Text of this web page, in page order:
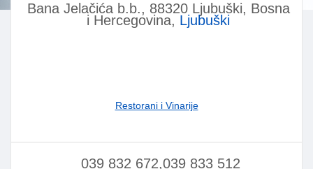
Bana Jelačića b.b., 88320 Ljubuški, Bosna
i Hercegovina, Ljubuški
Restorani i Vinarije
039 832 672,039 833 512